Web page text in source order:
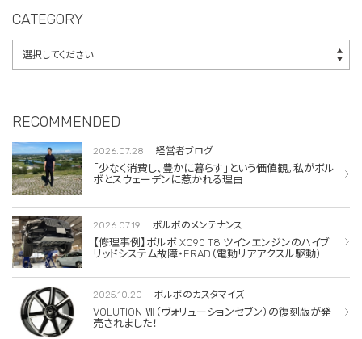
CATEGORY
RECOMMENDED
2026.07.28 経営者ブログ
「少なく消費し、豊かに暮らす」という価値観。私がボル
ボとスウェーデンに惹かれる理由
2026.07.19 ボルボのメンテナンス
【修理事例】ボルボ XC90 T8 ツインエンジンのハイブ
リッドシステム故障・ERAD（電動リアアクスル駆動）交
2025.10.20 ボルボのカスタマイズ
VOLUTION Ⅶ（ヴォリューションセブン）の復刻版が発
売されました！